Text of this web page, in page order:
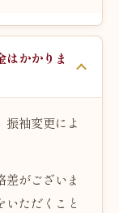
かかりま
振袖変更によ
がございま
ただくこと